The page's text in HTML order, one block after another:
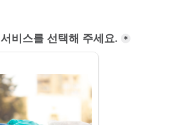
비스를 선택해 주세요. *